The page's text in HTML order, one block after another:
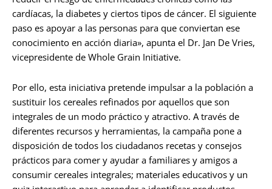
cardíacas, la diabetes y ciertos tipos de cáncer. El siguiente
paso es apoyar a las personas para que conviertan ese
conocimiento en acción diaria», apunta el Dr. Jan De Vries,
vicepresidente de Whole Grain Initiative.
Por ello, esta iniciativa pretende impulsar a la población a
sustituir los cereales refinados por aquellos que son
integrales de un modo práctico y atractivo. A través de
diferentes recursos y herramientas, la campaña pone a
disposición de todos los ciudadanos recetas y consejos
prácticos para comer y ayudar a familiares y amigos a
consumir cereales integrales; materiales educativos y un